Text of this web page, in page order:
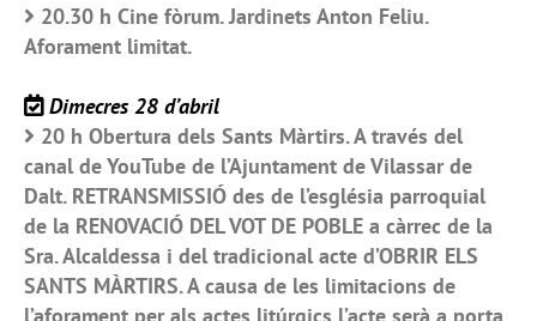
20.30 h Cine fòrum. Jardinets Anton Feliu.
Aforament limitat.
Dimecres 28 d’abril
20 h Obertura dels Sants Màrtirs. A través del
canal de YouTube de l’Ajuntament de Vilassar de
Dalt. RETRANSMISSIÓ des de l’església parroquial
de la RENOVACIÓ DEL VOT DE POBLE a càrrec de la
Sra. Alcaldessa i del tradicional acte d’OBRIR ELS
SANTS MÀRTIRS. A causa de les limitacions de